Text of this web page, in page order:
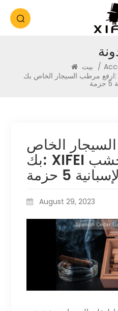
/
ارفع مرطب السيجار الخاص بك: XIFEI ورقة قشرة خشب الأرز
الخاص
بك: XIFEI ورقة قشرة خشب
5 حزمة
August 29, 2023